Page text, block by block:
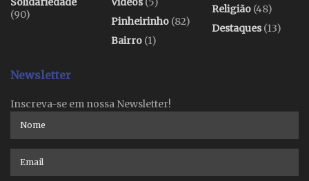
(90)
Pinheirinho (82)
Bairro (1)
Religião (48)
Destaques(13)
Newsletter
Inscreva-se em nossa Newsletter!